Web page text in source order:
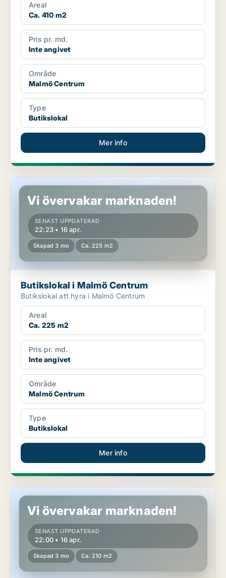
Areal
Ca. 410 m2
Pris pr. md.
Inte angivet
Område
Malmö Centrum
Type
Butikslokal
Mer info
Butikslokal i Malmö Centrum
Vi övervakar marknaden!
SENAST UPPDATERAD
22:23 • 16 apr.
Skapad 3 mo Ca. 225 m2
Butikslokal i Malmö Centrum
Butikslokal att hyra i Malmö Centrum
Areal
Ca. 225 m2
Pris pr. md.
Inte angivet
Område
Malmö Centrum
Type
Butikslokal
Mer info
Butikslokal i Malmö Centrum
Vi övervakar marknaden!
SENAST UPPDATERAD
22:00 • 16 apr.
Skapad 3 mo Ca. 210 m2